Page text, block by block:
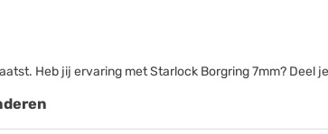
Heb jij ervaring met Starlock Borgring 7mm? Deel